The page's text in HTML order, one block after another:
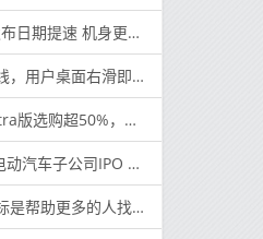
速 机身更薄 边框也更窄
领取，十一黄金周出行娱乐更省心
安全平权重构MPV堡垒哲学
IPO 因市场环境发生变化
的人找到值得关注的优质帐户